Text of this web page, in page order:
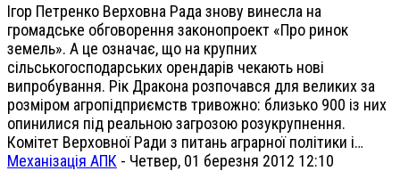
Ігор Петренко Верховна Рада знову винесла на
громадське обговорення законопроект «Про ринок
земель». А це означає, що на крупних
сільськогосподарських орендарів чекають нові
випробування. Рік Дракона розпочався для великих за
розміром агропідприємств тривожно: близько 900 із них
опинилися під реальною загрозою розукрупнення.
Комітет Верховної Ради з питань аграрної політики і…
Механізація АПК - Четвер, 01 березня 2012 12:10